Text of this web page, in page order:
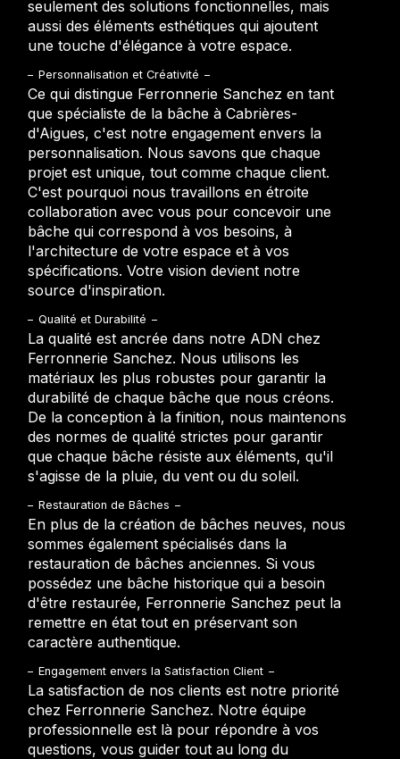
seulement des solutions fonctionnelles, mais
aussi des éléments esthétiques qui ajoutent
une touche d'élégance à votre espace.
Personnalisation et Créativité
Ce qui distingue Ferronnerie Sanchez en tant
que spécialiste de la bâche à Cabrières-
d'Aigues, c'est notre engagement envers la
personnalisation. Nous savons que chaque
projet est unique, tout comme chaque client.
C'est pourquoi nous travaillons en étroite
collaboration avec vous pour concevoir une
bâche qui correspond à vos besoins, à
l'architecture de votre espace et à vos
spécifications. Votre vision devient notre
source d'inspiration.
Qualité et Durabilité
La qualité est ancrée dans notre ADN chez
Ferronnerie Sanchez. Nous utilisons les
matériaux les plus robustes pour garantir la
durabilité de chaque bâche que nous créons.
De la conception à la finition, nous maintenons
des normes de qualité strictes pour garantir
que chaque bâche résiste aux éléments, qu'il
s'agisse de la pluie, du vent ou du soleil.
Restauration de Bâches
En plus de la création de bâches neuves, nous
sommes également spécialisés dans la
restauration de bâches anciennes. Si vous
possédez une bâche historique qui a besoin
d'être restaurée, Ferronnerie Sanchez peut la
remettre en état tout en préservant son
caractère authentique.
Engagement envers la Satisfaction Client
La satisfaction de nos clients est notre priorité
chez Ferronnerie Sanchez. Notre équipe
professionnelle est là pour répondre à vos
questions, vous guider tout au long du